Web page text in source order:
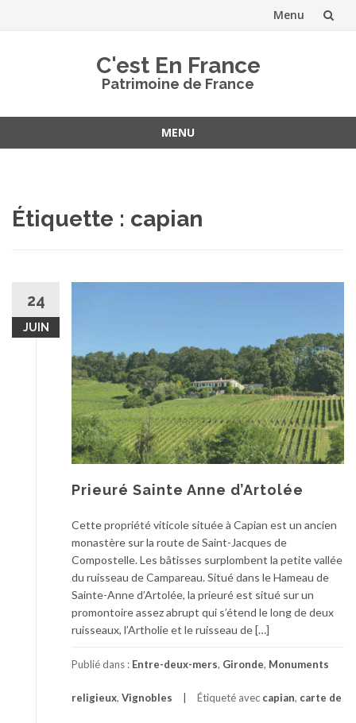
Menu
C'est En France
Patrimoine de France
MENU
Étiquette : capian
24
JUIN
Prieuré Sainte Anne d’Artolée
Cette propriété viticole située à Capian est un ancien
monastère sur la route de Saint-Jacques de
Compostelle. Les bâtisses surplombent la petite vallée
du ruisseau de Campareau. Situé dans le Hameau de
Sainte-Anne d’Artolée, la prieuré est situé sur un
promontoire assez abrupt qui s’étend le long de deux
ruisseaux, l’Artholie et le ruisseau de […]
Publié dans : Entre-deux-mers, Gironde, Monuments
religieux, Vignobles Étiqueté avec capian, carte de